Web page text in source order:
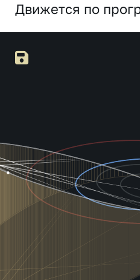
Движется по